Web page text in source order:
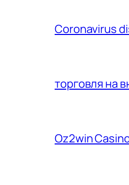
Coronavirus
торговля на
Oz2win